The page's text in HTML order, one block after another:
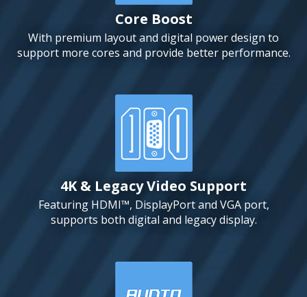
Core Boost
With premium layout and digital power design to
support more cores and provide better performance.
4K & Legacy Video Support
Featuring HDMI™, DisplayPort and VGA port,
supports both digital and legacy display.